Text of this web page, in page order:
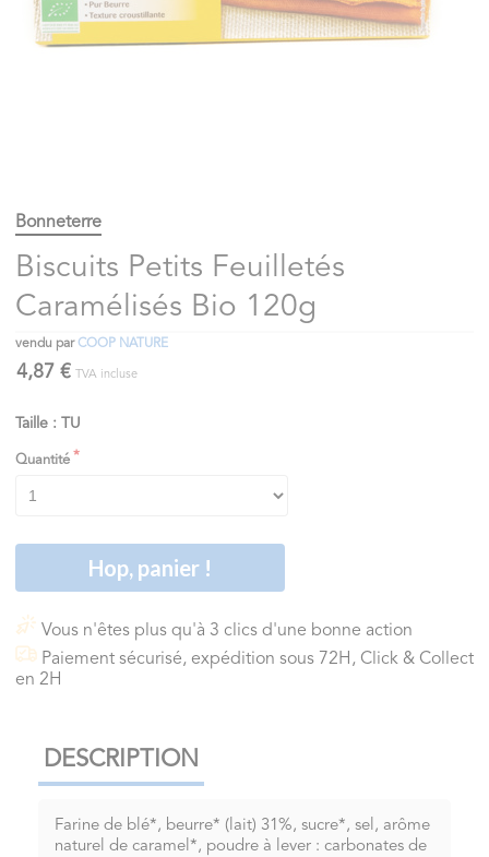
Bonneterre
Biscuits Petits Feuilletés
Caramélisés Bio 120g
vendu parCOOP NATURE
4,87 € TVA incluse
Taille : TU
Quantité
Hop, panier !
Vous n'êtes plus qu'à 3 clics d'une bonne action
Paiement sécurisé, expédition sous 72H, Click & Collect
en 2H
DESCRIPTION
Farine de blé*, beurre* (lait) 31%, sucre*, sel, arôme
naturel de caramel*, poudre à lever : carbonates de